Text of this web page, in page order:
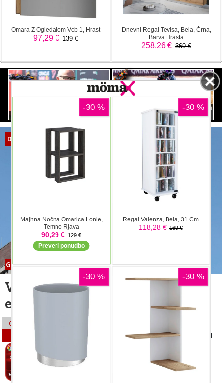
Jasne besede kritikom pravil
Martin do zmage ob popolni
dominaciji Aprilie
DOMOV
Gospodarstvo
Volkswagen namenja milijardo
evrov za ukinitev delovnih mest
03.05.2024
Koncern Volkswagen meni, da je čas
za zmanjšanje števila zaposlenih. V ta
namen namenja skoraj milijardo
evrov.